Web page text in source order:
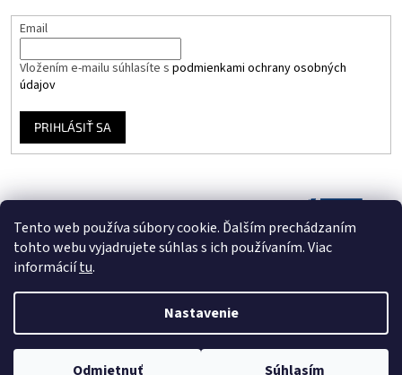
Tento web používa súbory cookie. Ďalším prechádzaním
tohto webu vyjadrujete súhlas s ich používaním. Viac
informáciítu.
Nastavenie
Odmietnuť Súhlasím
Email
Vložením e-mailu súhlasíte s podmienkami ochrany osobných
údajov
PRIHLÁSIŤ SA
Vytvoril Shoptet
Copyright 2026Vinyloveplatne.sk . Všetky práva vyhradené.